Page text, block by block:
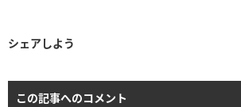
シェアしよう
この記事へのコメント